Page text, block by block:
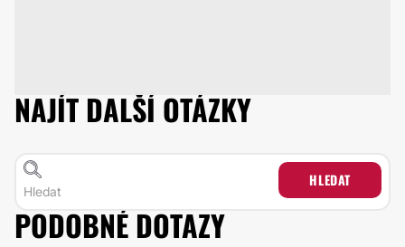
NAJÍT DALŠÍ OTÁZKY
HLEDAT
PODOBNÉ DOTAZY